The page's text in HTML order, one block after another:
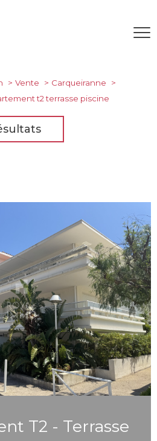
Vente
Carqueiranne
t2 terrasse piscine
T2 - Terrasse